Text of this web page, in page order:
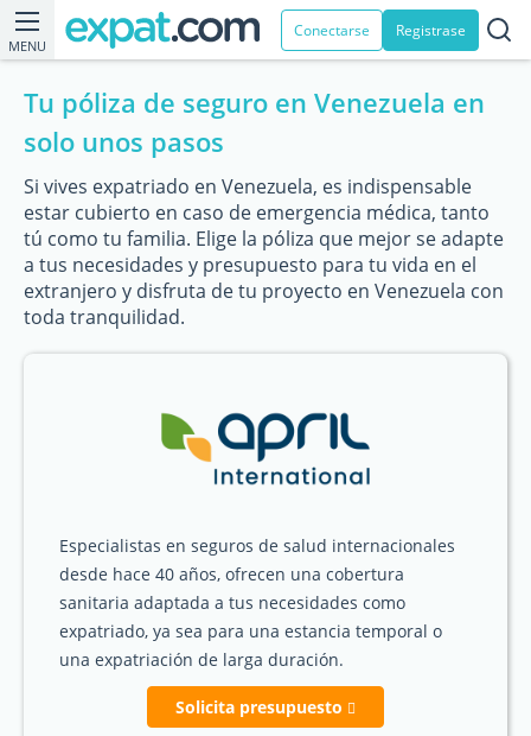
MENU
Conectarse Registrase
Tu póliza de seguro en Venezuela en
solo unos pasos
Si vives expatriado en Venezuela, es indispensable
estar cubierto en caso de emergencia médica, tanto
tú como tu familia. Elige la póliza que mejor se adapte
a tus necesidades y presupuesto para tu vida en el
extranjero y disfruta de tu proyecto en Venezuela con
toda tranquilidad.
Especialistas en seguros de salud internacionales
desde hace 40 años, ofrecen una cobertura
sanitaria adaptada a tus necesidades como
expatriado, ya sea para una estancia temporal o
una expatriación de larga duración.
Solicita presupuesto